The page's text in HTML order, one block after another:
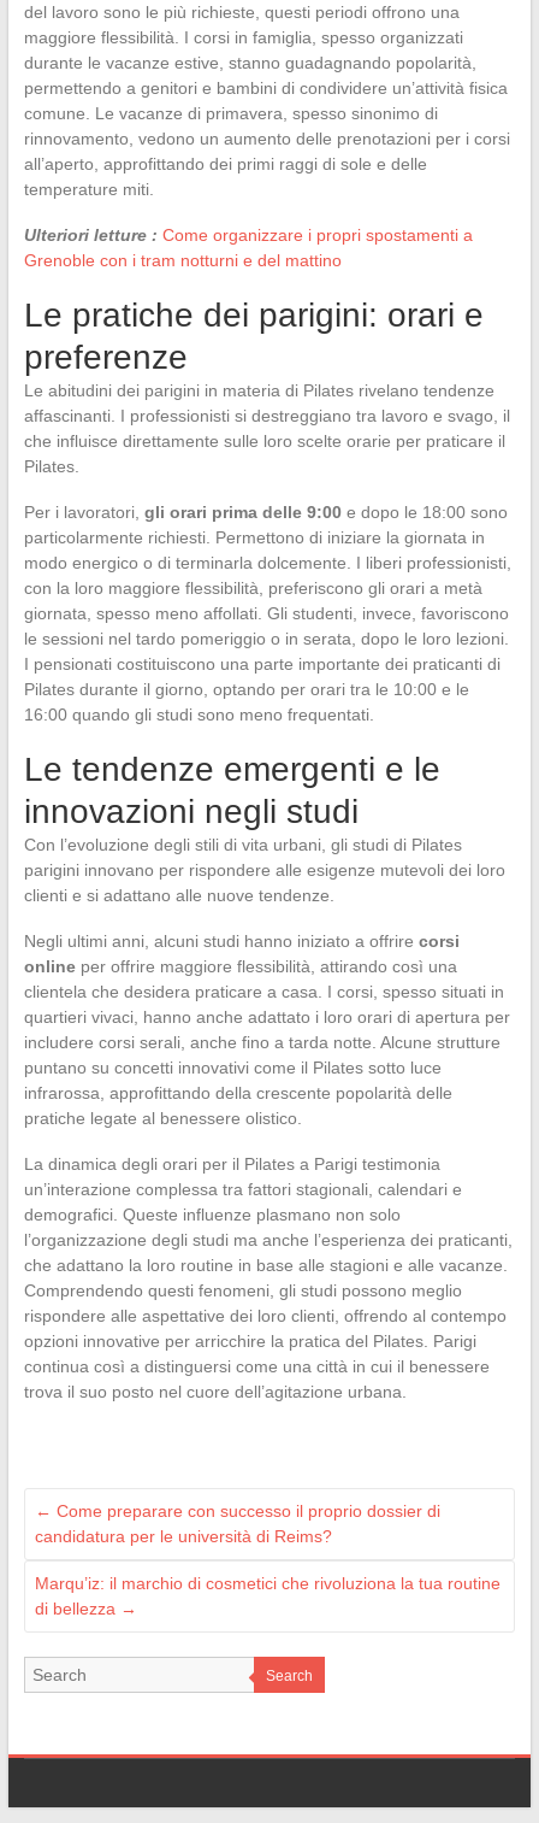
del lavoro sono le più richieste, questi periodi offrono una
maggiore flessibilità. I corsi in famiglia, spesso organizzati
durante le vacanze estive, stanno guadagnando popolarità,
permettendo a genitori e bambini di condividere un’attività fisica
comune. Le vacanze di primavera, spesso sinonimo di
rinnovamento, vedono un aumento delle prenotazioni per i corsi
all’aperto, approfittando dei primi raggi di sole e delle
temperature miti.
Ulteriori letture : Come organizzare i propri spostamenti a
Grenoble con i tram notturni e del mattino
Le pratiche dei parigini: orari e
preferenze
Le abitudini dei parigini in materia di Pilates rivelano tendenze
affascinanti. I professionisti si destreggiano tra lavoro e svago, il
che influisce direttamente sulle loro scelte orarie per praticare il
Pilates.
Per i lavoratori, gli orari prima delle 9:00e dopo le 18:00 sono
particolarmente richiesti. Permettono di iniziare la giornata in
modo energico o di terminarla dolcemente. I liberi professionisti,
con la loro maggiore flessibilità, preferiscono gli orari a metà
giornata, spesso meno affollati. Gli studenti, invece, favoriscono
le sessioni nel tardo pomeriggio o in serata, dopo le loro lezioni.
I pensionati costituiscono una parte importante dei praticanti di
Pilates durante il giorno, optando per orari tra le 10:00 e le
16:00 quando gli studi sono meno frequentati.
Le tendenze emergenti e le
innovazioni negli studi
Con l’evoluzione degli stili di vita urbani, gli studi di Pilates
parigini innovano per rispondere alle esigenze mutevoli dei loro
clienti e si adattano alle nuove tendenze.
Negli ultimi anni, alcuni studi hanno iniziato a offrire corsi
onlineper offrire maggiore flessibilità, attirando così una
clientela che desidera praticare a casa. I corsi, spesso situati in
quartieri vivaci, hanno anche adattato i loro orari di apertura per
includere corsi serali, anche fino a tarda notte. Alcune strutture
puntano su concetti innovativi come il Pilates sotto luce
infrarossa, approfittando della crescente popolarità delle
pratiche legate al benessere olistico.
La dinamica degli orari per il Pilates a Parigi testimonia
un’interazione complessa tra fattori stagionali, calendari e
demografici. Queste influenze plasmano non solo
l’organizzazione degli studi ma anche l’esperienza dei praticanti,
che adattano la loro routine in base alle stagioni e alle vacanze.
Comprendendo questi fenomeni, gli studi possono meglio
rispondere alle aspettative dei loro clienti, offrendo al contempo
opzioni innovative per arricchire la pratica del Pilates. Parigi
continua così a distinguersi come una città in cui il benessere
trova il suo posto nel cuore dell’agitazione urbana.
← Come preparare con successo il proprio dossier di
candidatura per le università di Reims?
Marqu’iz: il marchio di cosmetici che rivoluziona la tua routine
di bellezza →
Search